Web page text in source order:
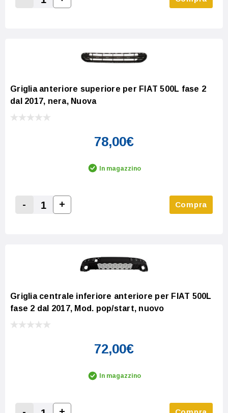
Decrease Quantity:
Increase Quantity:
Griglia anteriore superiore per FIAT 500L fase 2
dal 2017, nera, Nuova
78,00€
In magazzino
Decrease Quantity:
-
Increase Quantity:
+ Compra
Griglia centrale inferiore anteriore per FIAT 500L
fase 2 dal 2017, Mod. pop/start, nuovo
72,00€
In magazzino